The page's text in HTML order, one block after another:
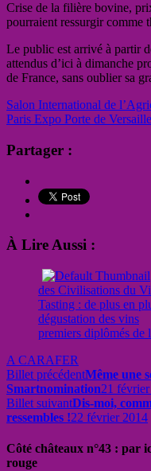
Crise de la filière bovine,
pourraient ressurgir comme
Le public est arrivé à partir
attendus d’ici à dimanche
de France, sans oublier sa
Salon International de
Paris Expo Porte de
Partager :
À Lire Aussi :
des Civilisations du
Tasting : de plus en
dégustation des vins
premiers diplômés de
A CARAFER
Billet précédentMême une
Smartnomination21
Billet suivantDis-moi,
ressembles !22 février 2014
Côté châteaux n°43 : par
rouge